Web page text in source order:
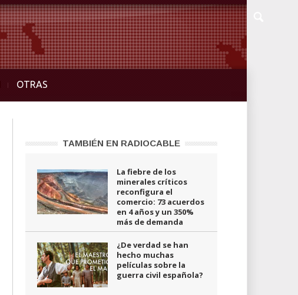
OTRAS
TAMBIÉN EN RADIOCABLE
La fiebre de los
minerales críticos
reconfigura el
comercio: 73 acuerdos
en 4 años y un 350%
más de demanda
¿De verdad se han
hecho muchas
películas sobre la
guerra civil española?